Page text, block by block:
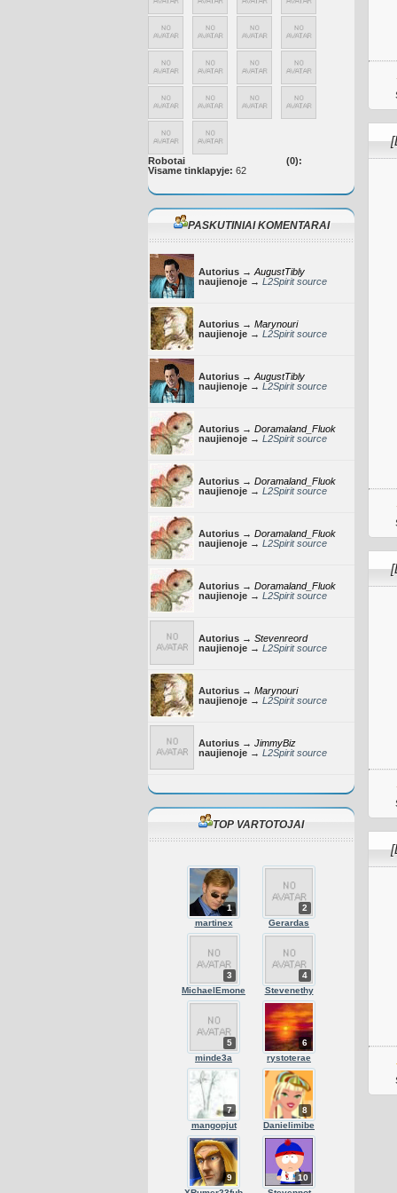
Robotai
(0):
Visame tinklapyje: 62
PASKUTINIAI KOMENTARAI
Autorius → AugustTibly
naujienoje → L2Spirit source
Autorius → Marynouri
naujienoje → L2Spirit source
Autorius → AugustTibly
naujienoje → L2Spirit source
Autorius → Doramaland_Fluok
naujienoje → L2Spirit source
Autorius → Doramaland_Fluok
naujienoje → L2Spirit source
Autorius → Doramaland_Fluok
naujienoje → L2Spirit source
Autorius → Doramaland_Fluok
naujienoje → L2Spirit source
Autorius → Stevenreord
naujienoje → L2Spirit source
Autorius → Marynouri
naujienoje → L2Spirit source
Autorius → JimmyBiz
naujienoje → L2Spirit source
TOP VARTOTOJAI
1
martinex
2
Gerardas
3
MichaelEmone
4
Stevenethy
5
minde3a
6
rystoterae
7
mangopjut
8
Danielimibe
9
10